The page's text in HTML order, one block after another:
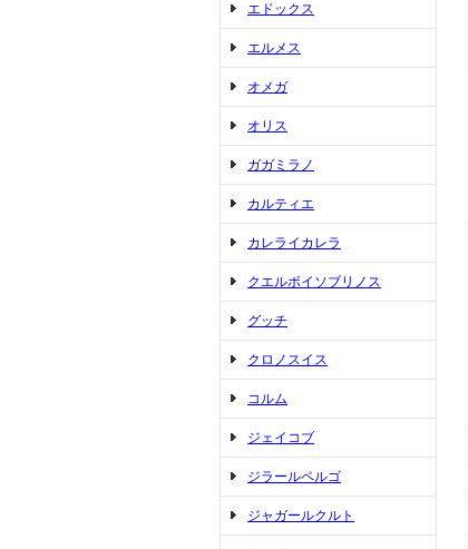
エドックス
エルメス
オメガ
オリス
ガガミラノ
カルティエ
カレライカレラ
クエルボイソブリノス
グッチ
クロノスイス
コルム
ジェイコブ
ジラールペルゴ
ジャガールクルト